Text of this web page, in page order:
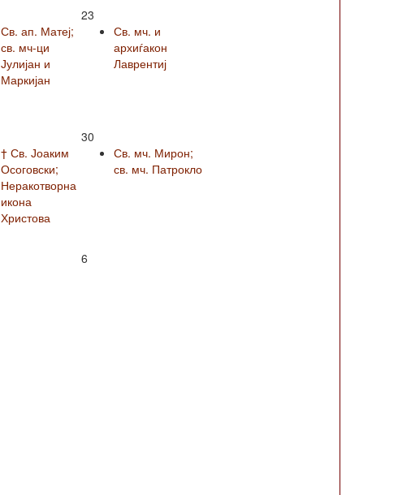
Св. ап. Матеј;
св. мч-ци
Јулијан и
Маркијан
23
Св. мч. и
архиѓакон
Лаврентиј
† Св. Јоаким
Осоговски;
Неракотворна
икона
Христова
30
Св. мч. Мирон;
св. мч. Патрокло
6